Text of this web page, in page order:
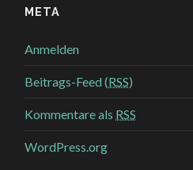
META
Anmelden
Beitrags-Feed (RSS)
Kommentare als RSS
WordPress.org